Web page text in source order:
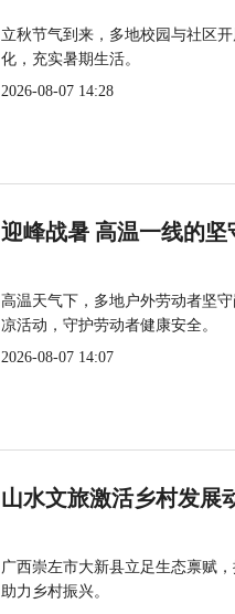
立秋节气到来，多地校园与社区
化，充实暑期生活。
2026-08-07 14:28
迎峰战暑 高温一线的坚
高温天气下，多地户外劳动者坚
凉活动，守护劳动者健康安全。
2026-08-07 14:07
山水文旅激活乡村发展
广西崇左市大新县立足生态禀赋
助力乡村振兴。